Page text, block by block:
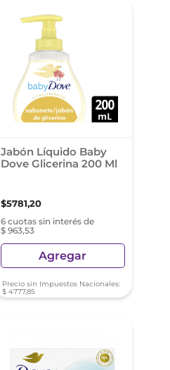
Jabón Líquido Baby
Dove Glicerina 200 Ml
$5781,20
6 cuotas sin interés de
$ 963,53
Agregar
Precio sin Impuestos Nacionales:
$ 4777,85